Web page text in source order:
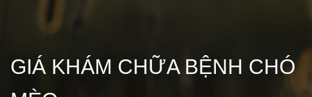
GIÁ KHÁM CHỮA BỆNH CHÓ